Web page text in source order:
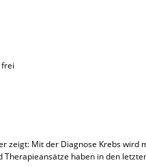
zeigt: Mit der Diagnose Krebs wird
Therapieansätze haben in den